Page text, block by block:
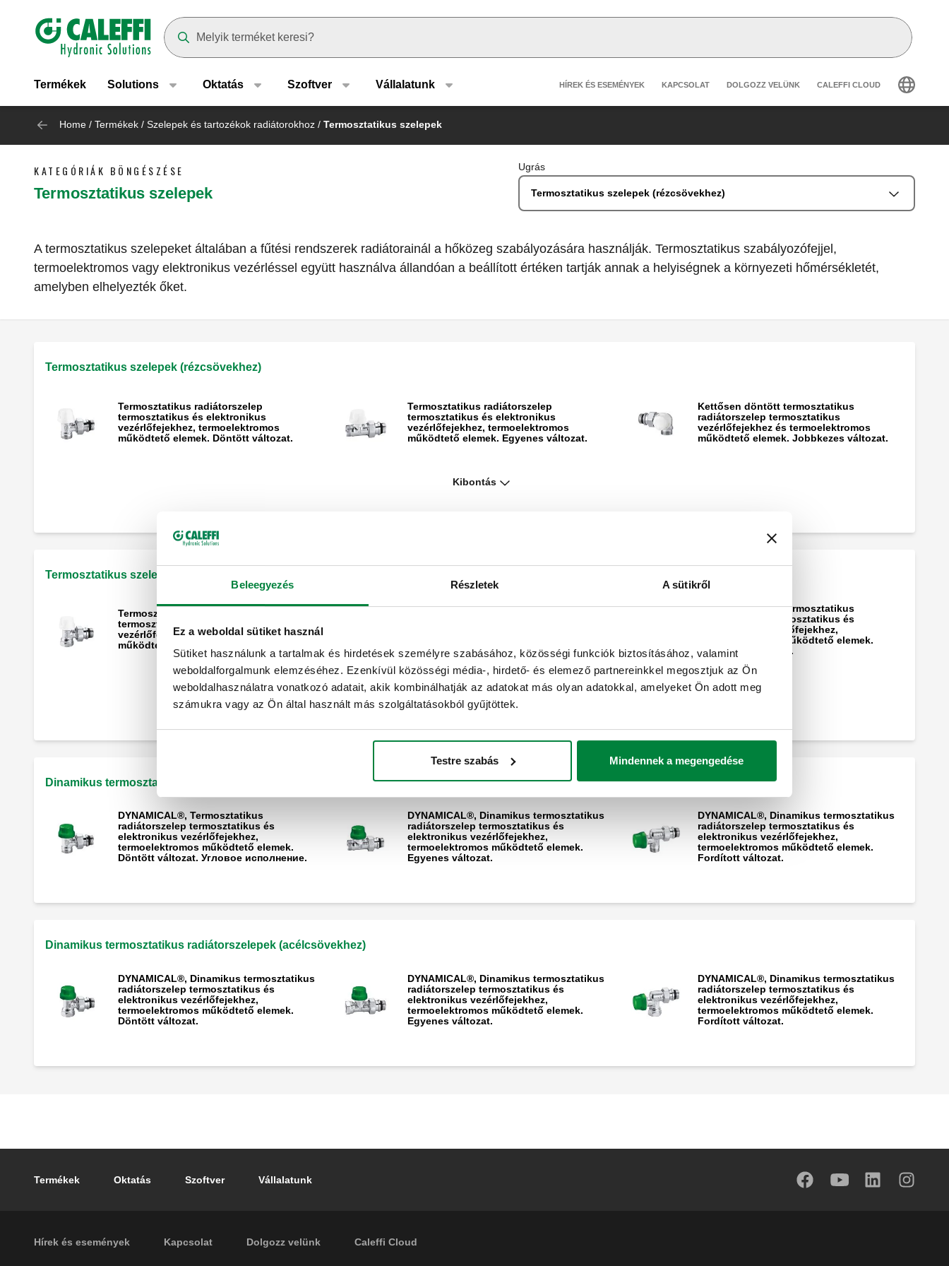
Beleegyezés Részletek A sütikről
Ez a weboldal sütiket használ
Sütiket használunk a tartalmak és hirdetések személyre szabásához, közösségi funkciók biztosításához, valamint
weboldalforgalmunk elemzéséhez. Ezenkívül közösségi média-, hirdető- és elemező partnereinkkel megosztjuk az Ön
weboldalhasználatra vonatkozó adatait, akik kombinálhatják az adatokat más olyan adatokkal, amelyeket Ön adott meg
számukra vagy az Ön által használt más szolgáltatásokból gyűjtöttek.
Testre szabás Mindennek a megengedése
Header main navigation
Termékek Solutions Oktatás Szoftver Vállalatunk Header secondary navigation
HÍREK ÉS ESEMÉNYEK KAPCSOLAT DOLGOZZ VELÜNK CALEFFI CLOUD
Home / Termékek / Szelepek és tartozékok radiátorokhoz / Termosztatikus szelepek
KATEGÓRIÁK BÖNGÉSZÉSE
Termosztatikus szelepek
Ugrás
Termosztatikus szelepek (rézcsövekhez)
A termosztatikus szelepeket általában a fűtési rendszerek radiátorainál a hőközeg szabályozására használják. Termosztatikus szabályozófejjel,
termoelektromos vagy elektronikus vezérléssel együtt használva állandóan a beállított értéken tartják annak a helyiségnek a környezeti hőmérsékletét,
amelyben elhelyezték őket.
Termosztatikus szelepek (rézcsövekhez)
Termosztatikus radiátorszelep
termosztatikus és elektronikus
vezérlőfejekhez, termoelektromos
működtető elemek. Döntött változat.
Termosztatikus radiátorszelep
termosztatikus és elektronikus
vezérlőfejekhez, termoelektromos
működtető elemek. Egyenes változat.
Kettősen döntött termosztatikus
radiátorszelep termosztatikus
vezérlőfejekhez és termoelektromos
működtető elemek. Jobbkezes változat.
Termosztatikus radiátorszelep
termosztatikus és elektronikus
Kibontás
Termosztatikus szelepek (acélcsövekhez)
Termosztatikus radiátorszelep
termosztatikus és elektronikus
vezérlőfejekhez, termoelektromos
működtető elemek. Döntött változat.
Kettősen döntött termosztatikus
radiátorszelep termosztatikus és
elektronikus vezérlőfejekhez,
termoelektromos működtető elemek.
Jobbkezes változat.
Kettősen döntött termosztatikus
radiátorszelep termosztatikus és
elektronikus vezérlőfejekhez,
termoelektromos működtető elemek.
Termosztatikus radiátorszelep
termosztatikus és elektronikus
vezérlőfejekhez, termoelektromos
Kibontás
Dinamikus termosztatikus radiátorszelepek (rézcsövekhez)
DYNAMICAL®, Termosztatikus
radiátorszelep termosztatikus és
elektronikus vezérlőfejekhez,
termoelektromos működtető elemek.
Döntött változat. Угловое исполнение.
DYNAMICAL®, Dinamikus termosztatikus
radiátorszelep termosztatikus és
elektronikus vezérlőfejekhez,
termoelektromos működtető elemek.
Egyenes változat.
DYNAMICAL®, Dinamikus termosztatikus
radiátorszelep termosztatikus és
elektronikus vezérlőfejekhez,
termoelektromos működtető elemek.
Fordított változat.
Dinamikus termosztatikus radiátorszelepek (acélcsövekhez)
DYNAMICAL®, Dinamikus termosztatikus
radiátorszelep termosztatikus és
elektronikus vezérlőfejekhez,
termoelektromos működtető elemek.
Döntött változat.
DYNAMICAL®, Dinamikus termosztatikus
radiátorszelep termosztatikus és
elektronikus vezérlőfejekhez,
termoelektromos működtető elemek.
Egyenes változat.
DYNAMICAL®, Dinamikus termosztatikus
radiátorszelep termosztatikus és
elektronikus vezérlőfejekhez,
termoelektromos működtető elemek.
Fordított változat.
Footer main navigation
Termékek Oktatás Szoftver Vállalatunk
Footer secondary navigation
Hírek és események Kapcsolat Dolgozz velünk Caleffi Cloud